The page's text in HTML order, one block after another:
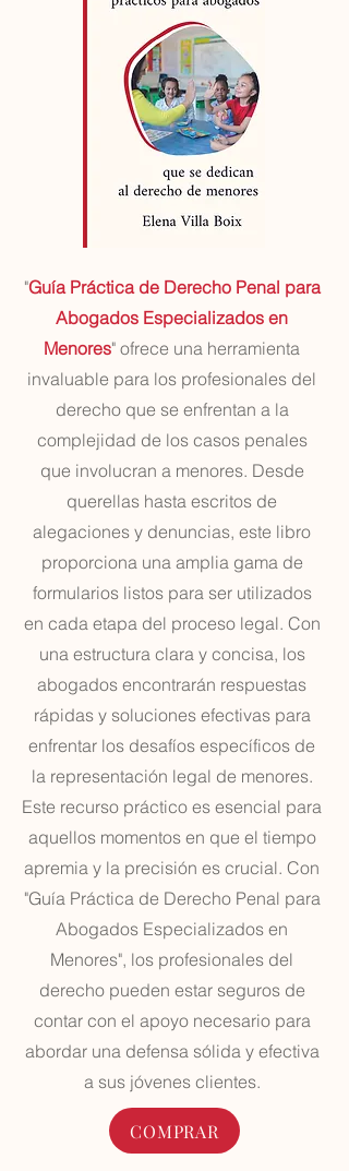
"Guía Práctica de Derecho Penal para
Abogados Especializados en
Menores" ofrece una herramienta
invaluable para los profesionales del
derecho que se enfrentan a la
complejidad de los casos penales
que involucran a menores. Desde
querellas hasta escritos de
alegaciones y denuncias, este libro
proporciona una amplia gama de
formularios listos para ser utilizados
en cada etapa del proceso legal. Con
una estructura clara y concisa, los
abogados encontrarán respuestas
rápidas y soluciones efectivas para
enfrentar los desafíos específicos de
la representación legal de menores.
Este recurso práctico es esencial para
aquellos momentos en que el tiempo
apremia y la precisión es crucial. Con
"Guía Práctica de Derecho Penal para
Abogados Especializados en
Menores", los profesionales del
derecho pueden estar seguros de
contar con el apoyo necesario para
abordar una defensa sólida y efectiva
a sus jóvenes clientes.
COMPRAR